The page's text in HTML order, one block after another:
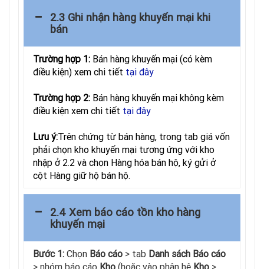
2.3 Ghi nhận hàng khuyến mại khi
bán
Trường hợp 1: Bán hàng khuyến mại (có kèm
điều kiện) xem chi tiết tại đây
Trường hợp 2: Bán hàng khuyến mại không kèm
điều kiện xem chi tiết tại đây
Lưu ý:Trên chứng từ bán hàng, trong tab giá vốn
phải chọn kho khuyến mại tương ứng với kho
nhập ở 2.2 và chọn Hàng hóa bán hộ, ký gửi ở
cột Hàng giữ hộ bán hộ.
2.4 Xem báo cáo tồn kho hàng
khuyến mại
Bước 1: Chọn Báo cáo > tab Danh sách Báo cáo
> nhóm báo cáo Kho (hoặc vào phân hệ Kho >